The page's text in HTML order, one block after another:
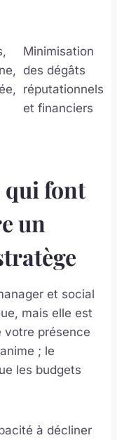
Minimisation
des dégâts
réputationnels
et financiers
qui font
un
et social
mais elle est
votre présence
; le
les budgets
à décliner